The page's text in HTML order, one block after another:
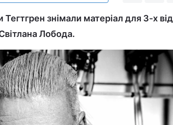
знімали матеріал для 3-х
Лобода.